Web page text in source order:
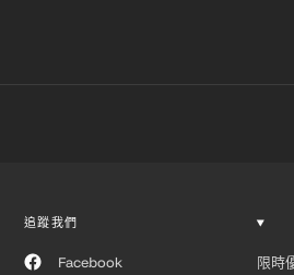
追蹤我們
Facebook
限時